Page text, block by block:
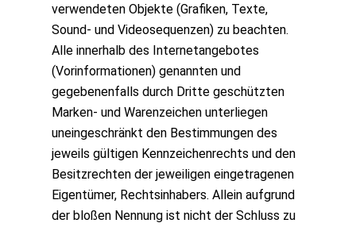
verwendeten Objekte (Grafiken, Texte,
Sound- und Videosequenzen) zu beachten.
Alle innerhalb des Internetangebotes
(Vorinformationen) genannten und
gegebenenfalls durch Dritte geschützten
Marken- und Warenzeichen unterliegen
uneingeschränkt den Bestimmungen des
jeweils gültigen Kennzeichenrechts und den
Besitzrechten der jeweiligen eingetragenen
Eigentümer, Rechtsinhabers. Allein aufgrund
der bloßen Nennung ist nicht der Schluss zu